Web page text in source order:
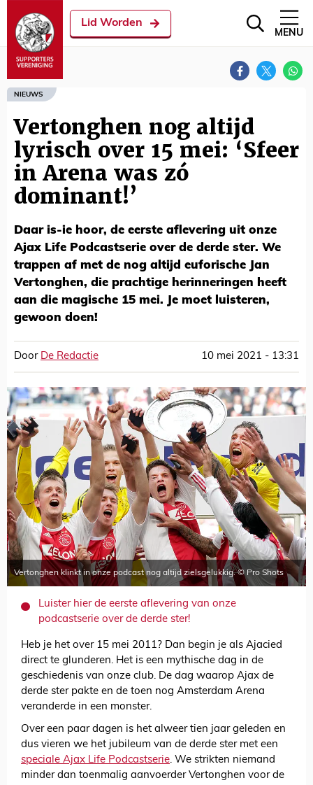
Lid Worden
MENU
NIEUWS
Vertonghen nog altijd
lyrisch over 15 mei: ‘Sfeer
in Arena was zó
dominant!’
Daar is-ie hoor, de eerste aflevering uit onze
Ajax Life Podcastserie over de derde ster. We
trappen af met de nog altijd euforische Jan
Vertonghen, die prachtige herinneringen heeft
aan die magische 15 mei. Je moet luisteren,
gewoon doen!
Door De Redactie 10 mei 2021 - 13:31
Vertonghen klinkt in onze podcast nog altijd zielsgelukkig. © Pro Shots
Luister hier de eerste aflevering van onze
podcastserie over de derde ster!
Heb je het over 15 mei 2011? Dan begin je als Ajacied
direct te glunderen. Het is een mythische dag in de
geschiedenis van onze club. De dag waarop Ajax de
derde ster pakte en de toen nog Amsterdam Arena
veranderde in een monster.
Over een paar dagen is het alweer tien jaar geleden en
dus vieren we het jubileum van de derde ster met een
speciale Ajax Life Podcastserie. We strikten niemand
minder dan toenmalig aanvoerder Vertonghen voor de